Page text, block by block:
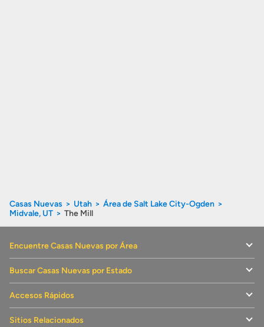
Casas Nuevas Utah
Área de Salt Lake City-Ogden
Midvale, UT
The Mill
Encuentre Casas Nuevas por Área
Buscar Casas Nuevas por Estado
Accesos Rápidos
Sitios Relacionados